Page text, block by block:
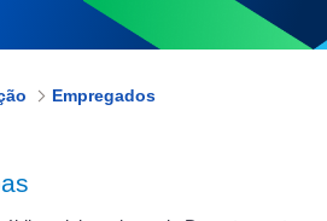
Empregados